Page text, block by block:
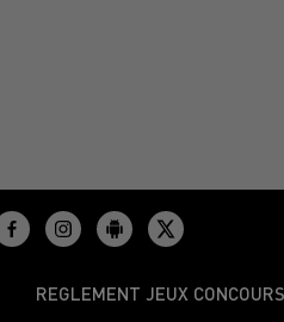
REGLEMENT JEUX CONCOURS